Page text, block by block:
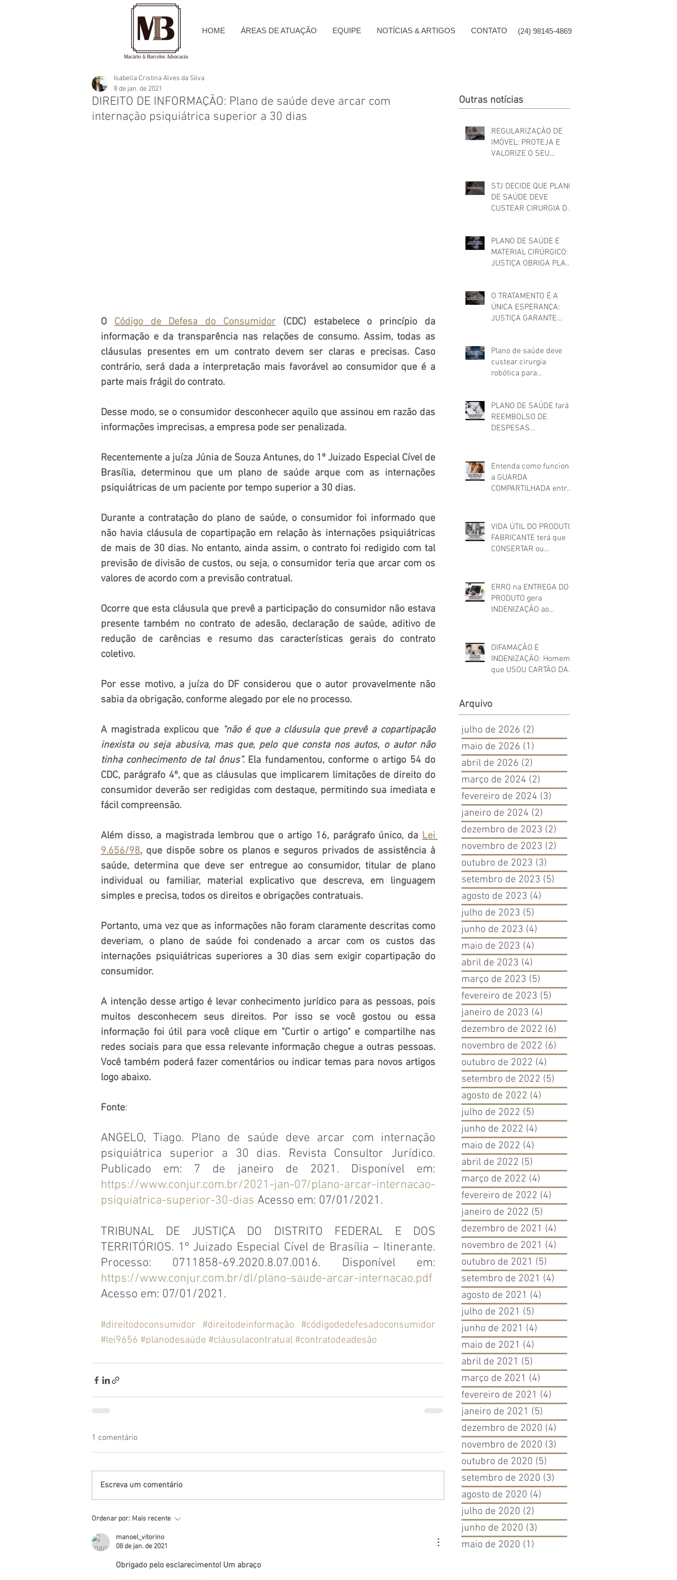
HOME ÁREAS DE ATUAÇÃO EQUIPE NOTÍCIAS & ARTIGOS CONTATO (24) 98145-4869
DIREITO DE INFORMAÇÃO: Plano de saúde deve arcar com
internação psiquiátrica superior a 30 dias
Isabella Cristina Alves da Silva
8 de jan. de 2021
O Código de Defesa do Consumidor (CDC) estabelece o princípio da
informação e da transparência nas relações de consumo. Assim, todas as
cláusulas presentes em um contrato devem ser claras e precisas. Caso
contrário, será dada a interpretação mais favorável ao consumidor que é a
parte mais frágil do contrato.
Desse modo, se o consumidor desconhecer aquilo que assinou em razão das
informações imprecisas, a empresa pode ser penalizada.
Recentemente a juíza Júnia de Souza Antunes, do 1º Juizado Especial Cível de
Brasília, determinou que um plano de saúde arque com as internações
psiquiátricas de um paciente por tempo superior a 30 dias.
Durante a contratação do plano de saúde, o consumidor foi informado que
não havia cláusula de copartipação em relação às internações psiquiátricas
de mais de 30 dias. No entanto, ainda assim, o contrato foi redigido com tal
previsão de divisão de custos, ou seja, o consumidor teria que arcar com os
valores de acordo com a previsão contratual.
Ocorre que esta cláusula que prevê a participação do consumidor não estava
presente também no contrato de adesão, declaração de saúde, aditivo de
redução de carências e resumo das características gerais do contrato
coletivo.
Por esse motivo, a juíza do DF considerou que o autor provavelmente não
sabia da obrigação, conforme alegado por ele no processo.
A magistrada explicou que "não é que a cláusula que prevê a copartipação
inexista ou seja abusiva, mas que, pelo que consta nos autos, o autor não
tinha conhecimento de tal ônus”. Ela fundamentou, conforme o artigo 54 do
CDC, parágrafo 4º, que as cláusulas que implicarem limitações de direito do
consumidor deverão ser redigidas com destaque, permitindo sua imediata e
fácil compreensão.
Além disso, a magistrada lembrou que o artigo 16, parágrafo único, da Lei
9.656/98, que dispõe sobre os planos e seguros privados de assistência à
saúde, determina que deve ser entregue ao consumidor, titular de plano
individual ou familiar, material explicativo que descreva, em linguagem
simples e precisa, todos os direitos e obrigações contratuais.
Portanto, uma vez que as informações não foram claramente descritas como
deveriam, o plano de saúde foi condenado a arcar com os custos das
internações psiquiátricas superiores a 30 dias sem exigir copartipação do
consumidor.
A intenção desse artigo é levar conhecimento jurídico para as pessoas, pois
muitos desconhecem seus direitos. Por isso se você gostou ou essa
informação foi útil para você clique em "Curtir o artigo" e compartilhe nas
redes sociais para que essa relevante informação chegue a outras pessoas.
Você também poderá fazer comentários ou indicar temas para novos artigos
logo abaixo.
Fonte:
ANGELO, Tiago. Plano de saúde deve arcar com internação
psiquiátrica superior a 30 dias. Revista Consultor Jurídico.
https://www.conjur.com.br/2021-jan-07/plano-arcar-internacao-
psiquiatrica-superior-30-dias Acesso em: 07/01/2021.
TRIBUNAL DE JUSTIÇA DO DISTRITO FEDERAL E DOS
TERRITÓRIOS. 1º Juizado Especial Cível de Brasília – Itinerante.
https://www.conjur.com.br/dl/plano-saude-arcar-internacao.pdf
Acesso em: 07/01/2021.
#direitodoconsumidor #direitodeinformação
#códigodedefesadoconsumidor
#lei9656 #planodesaúde #cláusulacontratual #contratodeadesão
1 comentário
Escreva um comentário
Ordenar por: Mais recente
manoel_vitorino
08 de jan. de 2021
Obrigado pelo esclarecimento! Um abraço
Outras notícias
REGULARIZAÇÃO DE
IMÓVEL: PROTEJA E
VALORIZE O SEU
STJ DECIDE QUE PLANO
DE SAÚDE DEVE
CUSTEAR CIRURGIA DE
PLANO DE SAÚDE E
MATERIAL CIRÚRGICO:
JUSTIÇA OBRIGA PLANO
EM CIRURGIA
O TRATAMENTO É A
ÚNICA ESPERANÇA:
JUSTIÇA GARANTE
Plano de saúde deve
custear cirurgia
robótica para
PLANO DE SAÚDE fará
REEMBOLSO DE
DESPESAS
não credenciado!
Entenda como funciona
a GUARDA
COMPARTILHADA entre
conjugal
VIDA ÚTIL DO PRODUTO:
FABRICANTE terá que
CONSERTAR ou
DEFEITO FORA DO
PRAZO DE GARANTIA
ERRO na ENTREGA DO
PRODUTO gera
INDENIZAÇÃO ao
DIFAMAÇÃO E
INDENIZAÇÃO: Homem
que USOU CARTÃO DA
indenizá-la
Arquivo
julho de 2026 (2)
maio de 2026 (1)
abril de 2026 (2)
março de 2024 (2)
fevereiro de 2024 (3)
janeiro de 2024 (2)
dezembro de 2023 (2)
novembro de 2023 (2)
outubro de 2023 (3)
setembro de 2023 (5)
agosto de 2023 (4)
julho de 2023 (5)
junho de 2023 (4)
maio de 2023 (4)
abril de 2023 (4)
março de 2023 (5)
fevereiro de 2023 (5)
janeiro de 2023 (4)
dezembro de 2022 (6)
novembro de 2022 (6)
outubro de 2022 (4)
setembro de 2022 (5)
agosto de 2022 (4)
julho de 2022 (5)
junho de 2022 (4)
maio de 2022 (4)
abril de 2022 (5)
março de 2022 (4)
fevereiro de 2022 (4)
janeiro de 2022 (5)
dezembro de 2021 (4)
novembro de 2021 (4)
outubro de 2021 (5)
setembro de 2021 (4)
agosto de 2021 (4)
julho de 2021 (5)
junho de 2021 (4)
maio de 2021 (4)
abril de 2021 (5)
março de 2021 (4)
fevereiro de 2021 (4)
janeiro de 2021 (5)
dezembro de 2020 (4)
novembro de 2020 (3)
outubro de 2020 (5)
setembro de 2020 (3)
agosto de 2020 (4)
julho de 2020 (2)
junho de 2020 (3)
maio de 2020 (1)